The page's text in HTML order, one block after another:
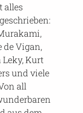
alles
de Vigan,
Kurt
und viele
all